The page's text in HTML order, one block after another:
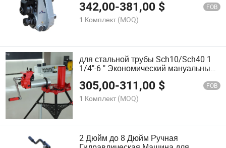
канавок"
342,00-381,00 $ FOB
1 Комплект (MOQ)
для стальной трубы Sch10/Sch40 1
1/4"-6 " Экономический мануальный
305,00-311,00 $ FOB
1 Комплект (MOQ)
2 Дюйм до 8 Дюйм Ручная